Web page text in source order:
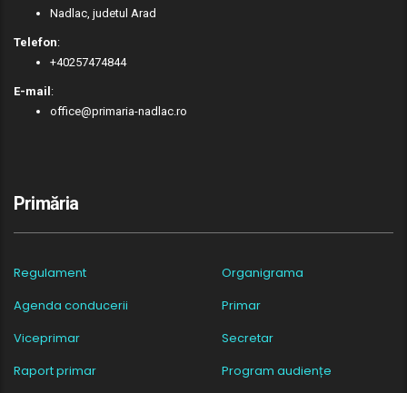
Nadlac, judetul Arad
Telefon:
+40257474844
E-mail:
office@primaria-nadlac.ro
Primăria
Regulament
Organigrama
Agenda conducerii
Primar
Viceprimar
Secretar
Raport primar
Program audiențe